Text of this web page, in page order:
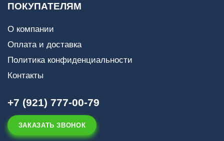
ПОКУПАТЕЛЯМ
О компании
Оплата и доставка
Политика конфиденциальности
Контакты
+7 (921) 777-00-79
ЗАКАЗАТЬ ЗВОНОК